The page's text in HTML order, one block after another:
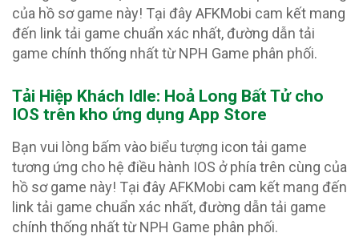
của hồ sơ game này! Tại đây AFKMobi cam kết mang
đến link tải game chuẩn xác nhất, đường dẫn tải
game chính thống nhất từ NPH Game phân phối.
Tải Hiệp Khách Idle: Hoả Long Bất Tử cho
IOS trên kho ứng dụng App Store
Bạn vui lòng bấm vào biểu tượng icon tải game
tương ứng cho hệ điều hành IOS ở phía trên cùng của
hồ sơ game này! Tại đây AFKMobi cam kết mang đến
link tải game chuẩn xác nhất, đường dẫn tải game
chính thống nhất từ NPH Game phân phối.